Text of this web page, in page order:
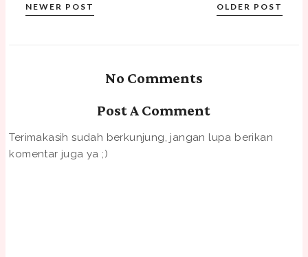
NEWER POST OLDER POST
No Comments
Post A Comment
Terimakasih sudah berkunjung, jangan lupa berikan
komentar juga ya ;)